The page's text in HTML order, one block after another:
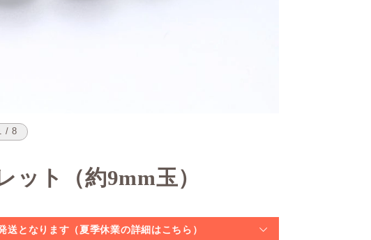
/ 8
ット（約9mm玉）
となります（夏季休業の詳細はこちら）